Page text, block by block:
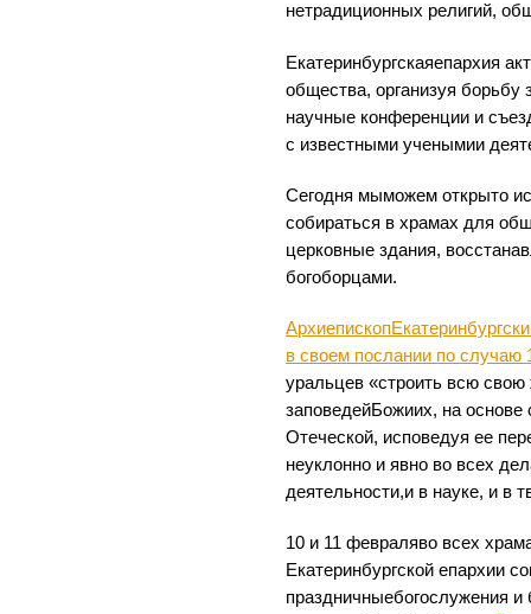
нетрадиционных религий,
Екатеринбургскаяепархия
общества, организуя борьбу
научные конференции и
с известными ученымии
Сегодня мыможем открыто
собираться в храмах для
церковные здания,
богоборцами.
в своем послании по случаю
уральцев «строить всю свою
заповедейБожиих, на
Отеческой, исповедуя ее
неуклонно и явно во всех
деятельности,и в науке, и в
10 и 11 февраляво всех
Екатеринбургской епархии
праздничныебогослужения